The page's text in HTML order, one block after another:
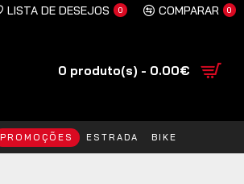
LISTA DE DESEJOS 0 COMPARAR 0
0 produto(s) - 0.00€
PROMOÇÕES ESTRADA BIKE